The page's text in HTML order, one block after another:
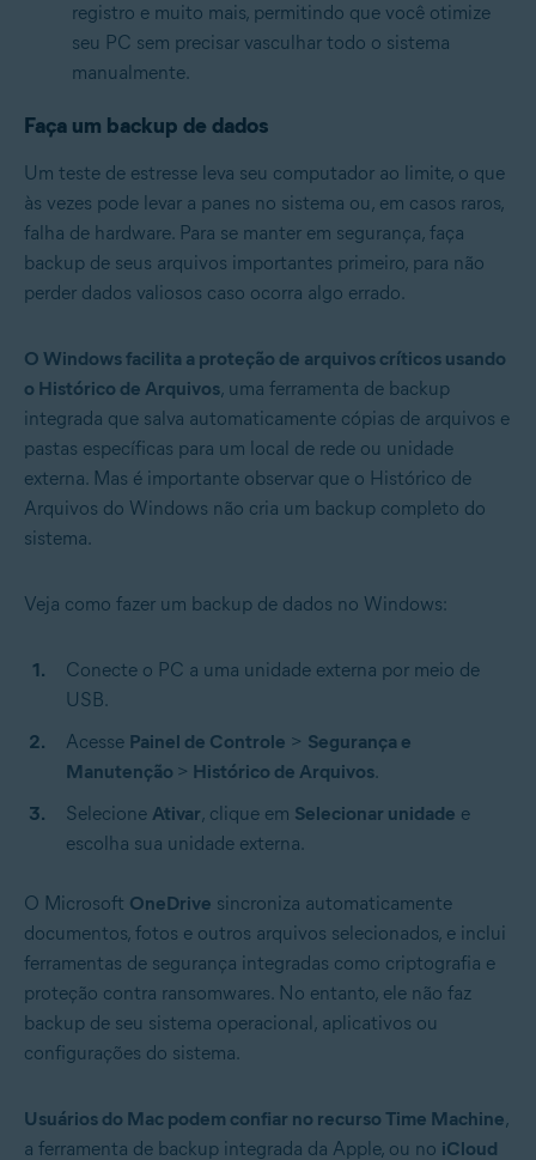
registro e muito mais, permitindo que você otimize
seu PC sem precisar vasculhar todo o sistema
manualmente.
Faça um backup de dados
Um teste de estresse leva seu computador ao limite, o que
às vezes pode levar a panes no sistema ou, em casos raros,
falha de hardware. Para se manter em segurança, faça
backup de seus arquivos importantes primeiro, para não
perder dados valiosos caso ocorra algo errado.
O Windows facilita a proteção de arquivos críticos usando
o Histórico de Arquivos, uma ferramenta de backup
integrada que salva automaticamente cópias de arquivos e
pastas específicas para um local de rede ou unidade
externa. Mas é importante observar que o Histórico de
Arquivos do Windows não cria um backup completo do
sistema.
Veja como fazer um backup de dados no Windows:
Conecte o PC a uma unidade externa por meio de
USB.
Acesse Painel de Controle > Segurança e
Manutenção > Histórico de Arquivos.
Selecione Ativar, clique em Selecionar unidade e
escolha sua unidade externa.
O Microsoft OneDrive sincroniza automaticamente
documentos, fotos e outros arquivos selecionados, e inclui
ferramentas de segurança integradas como criptografia e
proteção contra ransomwares. No entanto, ele não faz
backup de seu sistema operacional, aplicativos ou
configurações do sistema.
Usuários do Mac podem confiar no recurso Time Machine,
a ferramenta de backup integrada da Apple, ou no iCloud